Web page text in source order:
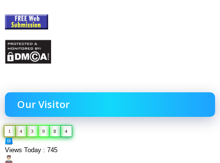
Our Visitor
1 4 3 9 8 4
Views Today : 745